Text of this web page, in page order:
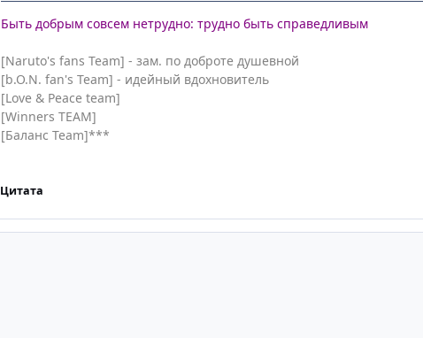
Быть добрым совсем нетрудно: трудно быть справедливым
[Naruto's fans Team] - зам. по доброте душевной
[b.O.N. fan's Team] - идейный вдохновитель
[Love & Peace team]
[Winners TEAM]
[Баланс Team]***
Цитата